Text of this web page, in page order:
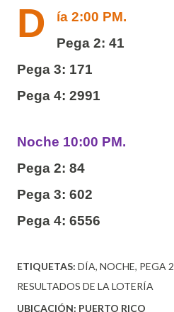
D
ía 2:00 PM.
Pega 2: 41
Pega 3: 171
Pega 4: 2991
Noche 10:00 PM.
Pega 2: 84
Pega 3: 602
Pega 4: 6556
ETIQUETAS: DÍA NOCHE PEGA 2
RESULTADOS DE LA LOTERÍA
UBICACIÓN: PUERTO RICO